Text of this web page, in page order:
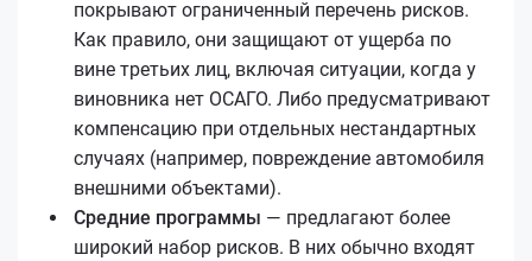
покрывают ограниченный перечень рисков.
Как правило, они защищают от ущерба по
вине третьих лиц, включая ситуации, когда у
виновника нет ОСАГО. Либо предусматривают
компенсацию при отдельных нестандартных
случаях (например, повреждение автомобиля
внешними объектами).
Средние программы — предлагают более
широкий набор рисков. В них обычно входят